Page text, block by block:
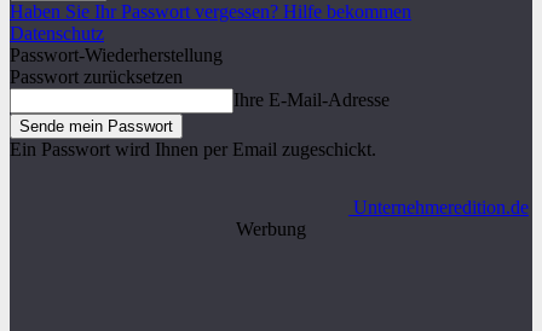
Haben Sie Ihr Passwort vergessen? Hilfe bekommen
Datenschutz
Passwort-Wiederherstellung
Passwort zurücksetzen
Ihre E-Mail-Adresse
Ein Passwort wird Ihnen per Email zugeschickt.
Unternehmeredition.de
Werbung